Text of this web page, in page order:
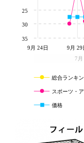
7月
9月 24日 9月 29
25
30
35
総合ランキ
スポーツ・
価格